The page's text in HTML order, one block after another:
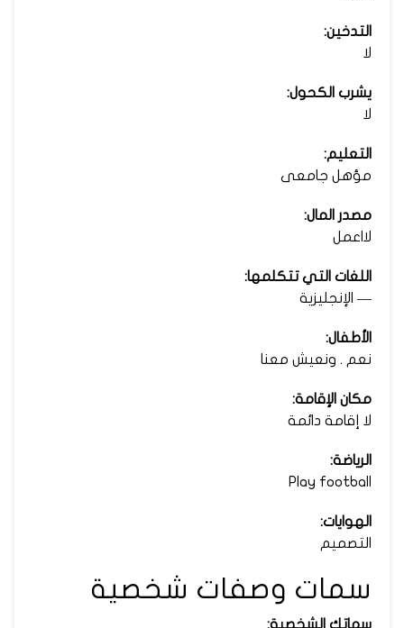
التدخين:
لا
يشرب الكحول:
لا
التعليم:
مؤهل جامعى
مصدر المال:
لااعمل
اللغات التي تتكلمها:
— الإنجليزية
الأطفال:
نعم . ونعيش معنا
مكان الإقامة:
لا إقامة دائمة
الرياضة:
Play football
الهوايات:
التصميم
سمات وصفات شخصية
سماتك الشخصية: